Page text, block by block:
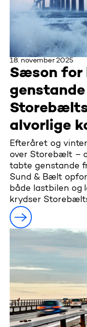
18. november 2025
Sæson for
alvorlige
Efteråret og
over Storebælt –
tabte genstande
Sund & Bælt
både lastbilen og
krydser